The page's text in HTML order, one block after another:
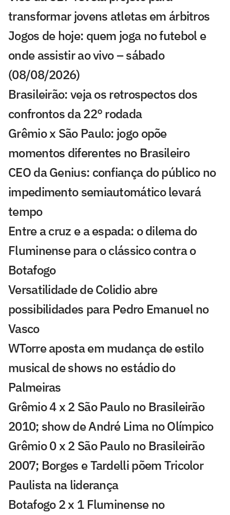
transformar jovens atletas em árbitros
Jogos de hoje: quem joga no futebol e
onde assistir ao vivo – sábado
(08/08/2026)
Brasileirão: veja os retrospectos dos
confrontos da 22° rodada
Grêmio x São Paulo: jogo opõe
momentos diferentes no Brasileiro
CEO da Genius: confiança do público no
impedimento semiautomático levará
tempo
Entre a cruz e a espada: o dilema do
Fluminense para o clássico contra o
Botafogo
Versatilidade de Colidio abre
possibilidades para Pedro Emanuel no
Vasco
WTorre aposta em mudança de estilo
musical de shows no estádio do
Palmeiras
Grêmio 4 x 2 São Paulo no Brasileirão
2010; show de André Lima no Olímpico
Grêmio 0 x 2 São Paulo no Brasileirão
2007; Borges e Tardelli põem Tricolor
Paulista na liderança
Botafogo 2 x 1 Fluminense no